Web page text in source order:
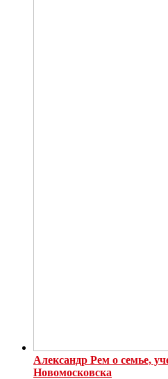
Александр Рем о семье,
Новомосковска